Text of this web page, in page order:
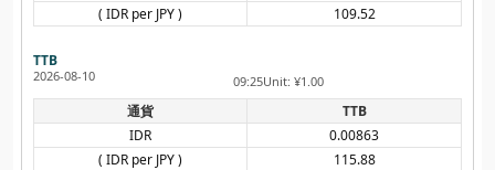
( IDR per JPY )
109.52
TTB
2026-08-10 09:25Unit: ¥1.00
通貨
TTB
IDR
0.00863
( IDR per JPY )
115.88